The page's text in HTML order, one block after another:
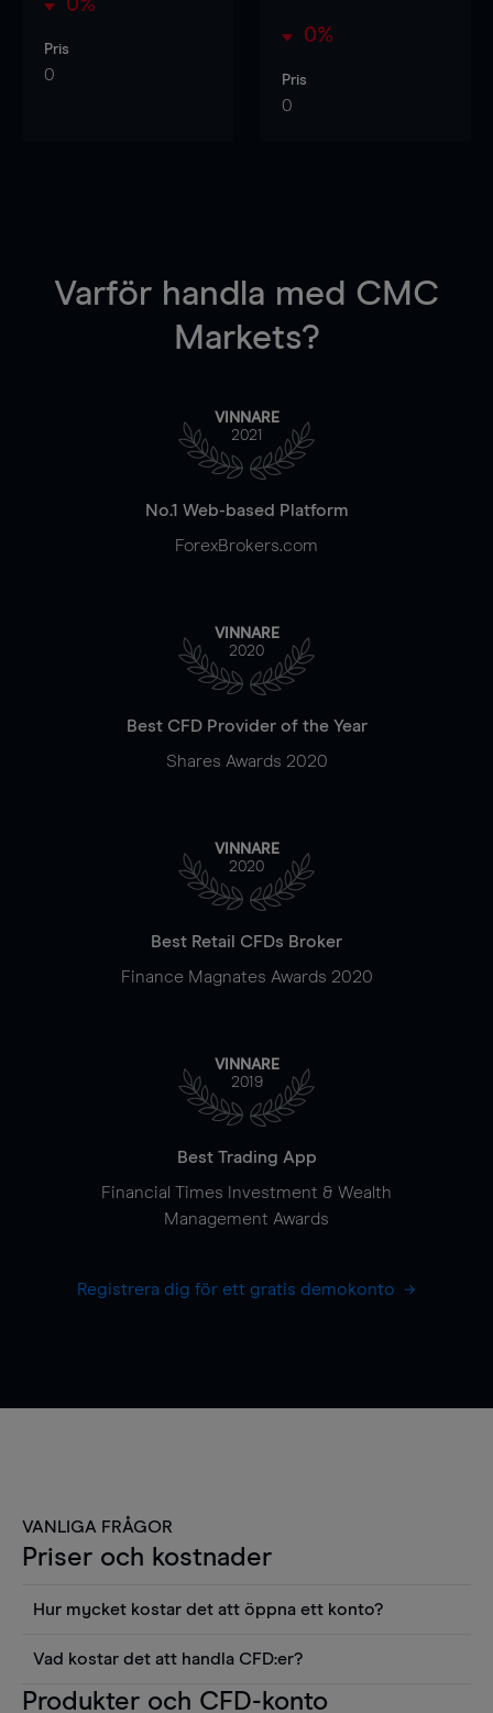
Pris
0
0%
Pris
0
Varför handla med CMC
Markets?
VINNARE
2021
No.1 Web-based Platform
ForexBrokers.com
VINNARE
2020
Best CFD Provider of the Year
Shares Awards 2020
VINNARE
2020
Best Retail CFDs Broker
Finance Magnates Awards 2020
VINNARE
2019
Best Trading App
Financial Times Investment & Wealth
Management Awards
Registrera dig för ett gratis demokonto
VANLIGA FRÅGOR
Priser och kostnader
Hur mycket kostar det att öppna ett konto?
använda sådana verktyg som diagram, Reuters
Vad kostar det att handla CFD:er?
Det är en rad kostnader att tänka på när man
Produkter och CFD-konto